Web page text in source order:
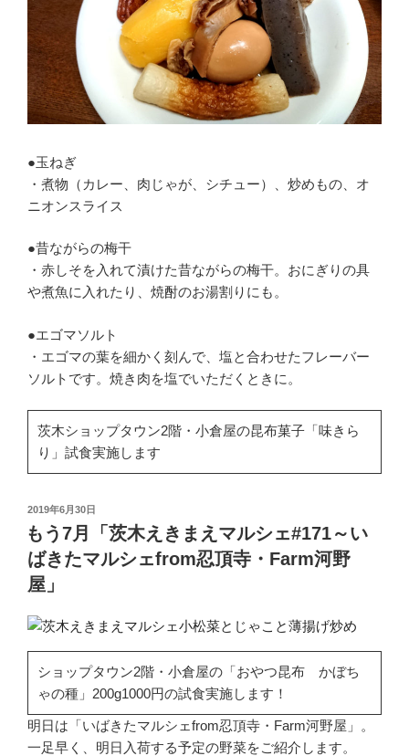
●玉ねぎ
・煮物（カレー、肉じゃが、シチュー）、炒めもの、オ
ニオンスライス
●昔ながらの梅干
・赤しそを入れて漬けた昔ながらの梅干。おにぎりの具
や煮魚に入れたり、焼酎のお湯割りにも。
●エゴマソルト
・エゴマの葉を細かく刻んで、塩と合わせたフレーバー
ソルトです。焼き肉を塩でいただくときに。
茨木ショップタウン2階・小倉屋の昆布菓子「味きら
り」試食実施します
投
稿
日:
2019年6月30日
もう7月「茨木えきまえマルシェ#171～い
ばきたマルシェfrom忍頂寺・Farm河野
屋」
ショップタウン2階・小倉屋の「おやつ昆布 かぼち
ゃの種」200g1000円の試食実施します！
明日は「いばきたマルシェfrom忍頂寺・Farm河野屋」。
一足早く、明日入荷する予定の野菜をご紹介します。